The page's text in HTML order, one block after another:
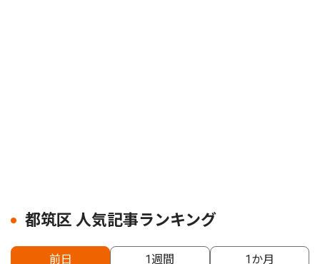
都筑区 人気記事ランキング
前日 1週間 1か月